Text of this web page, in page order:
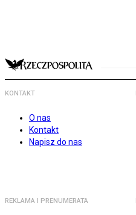
KONTAKT
O nas
Kontakt
Napisz do nas
REKLAMA I PRENUMERATA